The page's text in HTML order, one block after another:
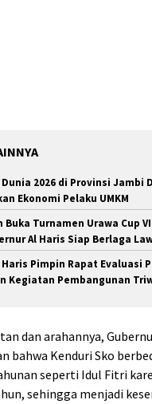
2026 di Provinsi Jambi
Ekonomi Pelaku UMKM
Buka Turnamen Urawa Cup
Al Haris Siap Berlaga
Haris Pimpin Rapat Evaluasi
Kegiatan Pembangunan
dan arahannya,
bahwa Kenduri Sko
seperti Idul Fitri
sehingga menjadi